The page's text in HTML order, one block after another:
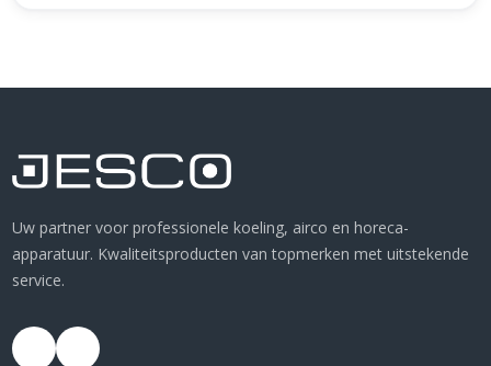
Uw partner voor professionele koeling, airco en horeca-
apparatuur. Kwaliteitsproducten van topmerken met uitstekende
service.